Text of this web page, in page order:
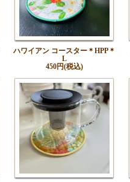
ハワイアン コースター＊HPP＊
L
450円(税込)